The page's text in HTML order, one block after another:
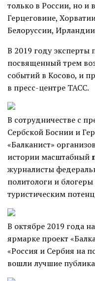
только в России, но и
Герцеговине,
Белоруссии,
В 2019 году эксперты
посвященный трем
событий в Косово, и
в пресс-центре ТАСС.
В сотрудничестве с
Сербской Боснии и
«Балканист»
истории масштабный
журналисты
политологи и
туристическим
В октябре 2019 года
ярмарке проект
«Россия и Сербия на
вошли лучшие